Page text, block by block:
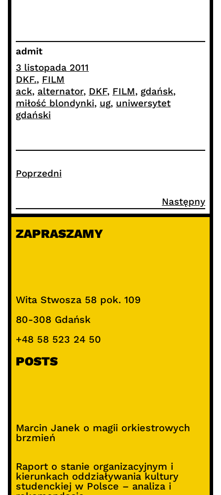
admit
3 listopada 2011
DKF., FILM
ack, alternator, DKF, FILM, gdańsk ,
miłość blondynki, ug, uniwersytet
gdański
Poprzedni
Następny
ZAPRASZAMY
Wita Stwosza 58 pok. 109
80-308 Gdańsk
+48 58 523 24 50
POSTS
Marcin Janek o magii orkiestrowych
brzmień
Raport o stanie organizacyjnym i
kierunkach oddziaływania kultury
studenckiej w Polsce – analiza i